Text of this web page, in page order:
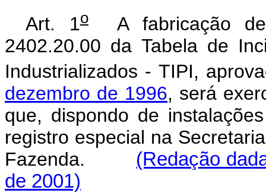
Art. 1oA fabricação de
2402.20.00 da Tabela de
Industrializados - TIPI,
dezembro de 1996, será
que, dispondo de
registro especial na
Fazenda. (Redação
de 2001)